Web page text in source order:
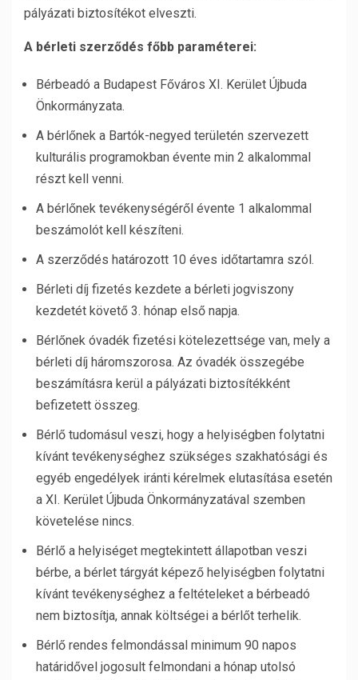
pályázati biztosítékot elveszti.
A bérleti szerződés főbb paraméterei:
Bérbeadó a Budapest Főváros XI. Kerület Újbuda
Önkormányzata.
A bérlőnek a Bartók-negyed területén szervezett
kulturális programokban évente min 2 alkalommal
részt kell venni.
A bérlőnek tevékenységéről évente 1 alkalommal
beszámolót kell készíteni.
A szerződés határozott 10 éves időtartamra szól.
Bérleti díj fizetés kezdete a bérleti jogviszony
kezdetét követő 3. hónap első napja.
Bérlőnek óvadék fizetési kötelezettsége van, mely a
bérleti díj háromszorosa. Az óvadék összegébe
beszámításra kerül a pályázati biztosítékként
befizetett összeg.
Bérlő tudomásul veszi, hogy a helyiségben folytatni
kívánt tevékenységhez szükséges szakhatósági és
egyéb engedélyek iránti kérelmek elutasítása esetén
a XI. Kerület Újbuda Önkormányzatával szemben
követelése nincs.
Bérlő a helyiséget megtekintett állapotban veszi
bérbe, a bérlet tárgyát képező helyiségben folytatni
kívánt tevékenységhez a feltételeket a bérbeadó
nem biztosítja, annak költségei a bérlőt terhelik.
Bérlő rendes felmondással minimum 90 napos
határidővel jogosult felmondani a hónap utolsó